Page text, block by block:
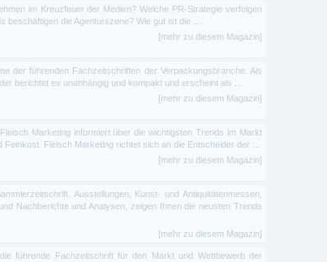
im Kreuzfeuer der Medien? Welche PR-Strategie verfolgen
die Agenturszene? Wie gut ist die ...
[mehr zu diesem Magazin]
der führenden Fachzeitschriften der Verpackungsbranche. Als
berichtet es unabhängig und kompakt und erscheint als ...
[mehr zu diesem Magazin]
Marketing informiert über die wichtigsten Trends im Markt
Fleisch Marketing richtet sich an die Entscheider der ...
[mehr zu diesem Magazin]
Ausstellungen, Kunst- und Antiquitätenmessen,
Nachberichte und Analysen, zeigen Ihnen die neusten Trends
[mehr zu diesem Magazin]
führende Fachzeitschrift für den Markt und Wettbewerb der